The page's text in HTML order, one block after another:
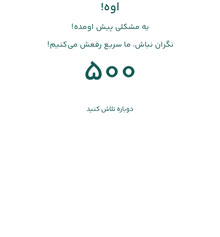
اوه!
یه مشکلی پیش اومده!
نگران نباش، ما سریع رفعش می‌کنیم!
500
دوباره تلاش کنید